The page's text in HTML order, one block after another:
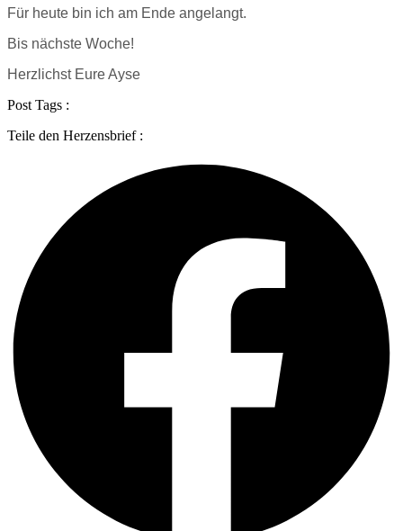
Für heute bin ich am Ende angelangt.
Bis nächste Woche!
Herzlichst Eure Ayse
Post Tags :
Teile den Herzensbrief :